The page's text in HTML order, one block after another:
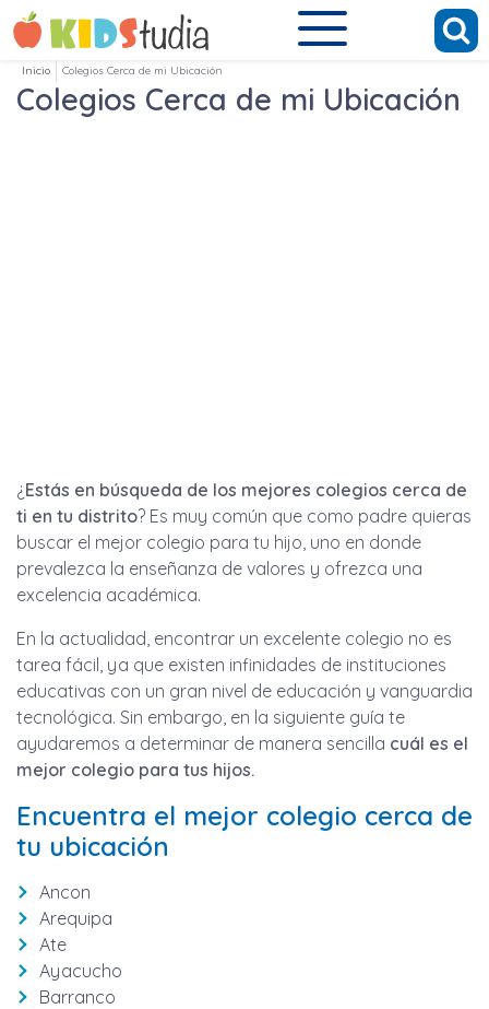
Inicio Colegios Cerca de mi Ubicación
Colegios Cerca de mi Ubicación
¿ Estás en búsqueda de los mejores colegios cerca de
ti en tu distrito? Es muy común que como padre quieras
buscar el mejor colegio para tu hijo, uno en donde
prevalezca la enseñanza de valores y ofrezca una
excelencia académica.
En la actualidad, encontrar un excelente colegio no es
tarea fácil, ya que existen infinidades de instituciones
educativas con un gran nivel de educación y vanguardia
tecnológica. Sin embargo, en la siguiente guía te
ayudaremos a determinar de manera sencilla cuál es el
mejor colegio para tus hijos.
Encuentra el mejor colegio cerca de
tu ubicación
Ancon
Arequipa
Ate
Ayacucho
Barranco